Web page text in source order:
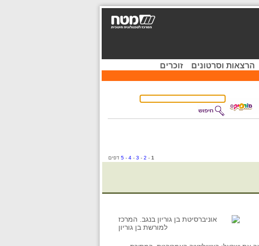
הרצאות וסרטונים זוכרים
1
-
2
-
3
-
4
-
5 דפים